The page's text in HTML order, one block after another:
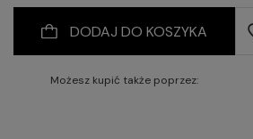
DODAJ DO KOSZYKA
Możesz kupić także poprzez: